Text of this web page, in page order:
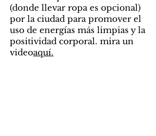
(donde llevar ropa es opcional)
por la ciudad para promover el
uso de energías más limpias y la
positividad corporal. mira un
videoaquí.